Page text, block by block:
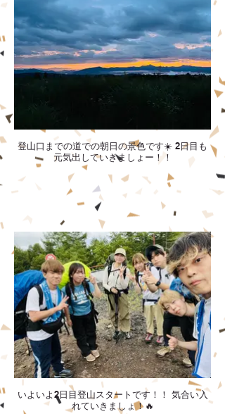
登山口までの道での朝日の景色です☀️ 2日目も
元気出していきましょー！！
いよいよ2日目登山スタートです！！ 気合い入
れていきましょ！🔥